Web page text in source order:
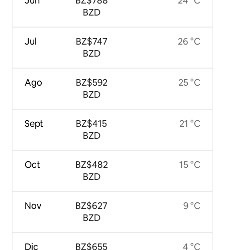
Jul
Ago
Sept
Oct
Nov
Dic
BZD
BZ$747
BZD
BZ$592
BZD
BZ$415
BZD
BZ$482
BZD
BZ$627
BZD
BZ$655
26 °C
25 °C
21 °C
15 °C
9 °C
4 °C